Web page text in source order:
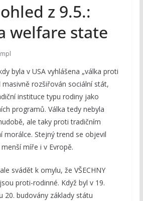
z 9.5.:
welfare state
byla v USA vyhlášena „válka proti
masivně rozšiřován sociální stát,
instituce typu rodiny jako
programů. Válka tedy nebyla
ale taky proti tradičním
morálce. Stejný trend se objevil
míře i v Evropě.
svádět k omylu, že VŠECHNY
proti-rodinné. Když byl v 19.
20. budovány základy státu